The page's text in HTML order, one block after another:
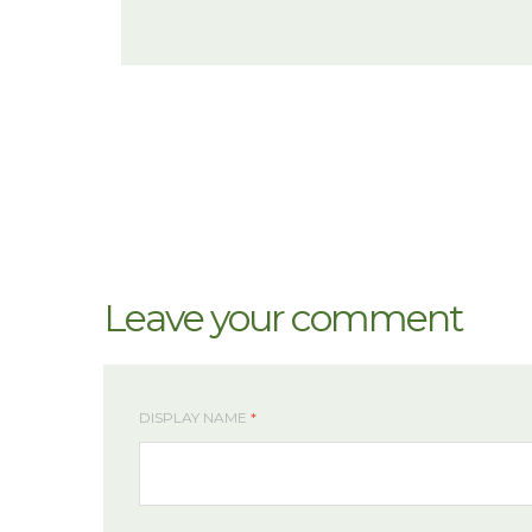
Leave your comment
DISPLAY NAME *